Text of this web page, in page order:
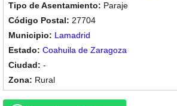
Paraje
27704
Lamadrid
Coahuila de Zaragoza
-
Rural